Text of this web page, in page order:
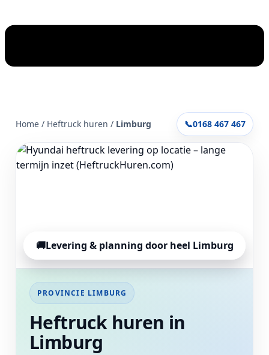
Home / Heftruck huren / Limburg 📞0168 467 467
🚚Levering & planning door heel Limburg
PROVINCIE LIMBURG
Heftruck huren in
Limburg